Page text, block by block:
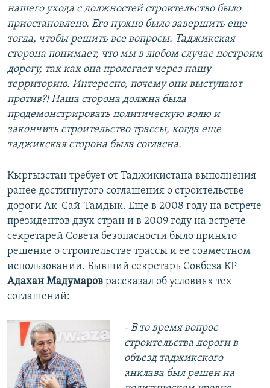
нашего ухода с должностей строительство было
приостановлено. Его нужно было завершить еще
тогда, чтобы решить все вопросы. Таджикская
сторона понимает, что мы в любом случае построим
дорогу, так как она пролегает через нашу
территорию. Интересно, почему они выступают
против?! Наша сторона должна была
продемонстрировать политическую волю и
закончить строительство трассы, когда еще
таджикская сторона была согласна.
Кыргызстан требует от Таджикистана выполнения
ранее достигнутого соглашения о строительстве
дороги Ак-Сай-Тамдык. Еще в 2008 году на встрече
президентов двух стран и в 2009 году на встрече
секретарей Совета безопасности было принято
решение о строительстве трассы и ее совместном
использовании. Бывший секретарь Совбеза КР
Адахан Мадумаров рассказал об условиях тех
соглашений:
- В то время вопрос
строительства дороги в
объезд таджикского
анклава был решен на